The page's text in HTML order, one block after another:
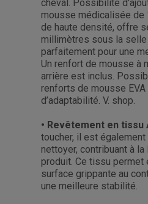
cheval. Possibilité
mousse médicalisée de
de haute densité, offre
millimètres sous la selle
parfaitement pour une
Un renfort de mousse à
arrière est inclus.
renforts de mousse EVA
d’adaptabilité. V. shop.
• Revêtement en tissu
toucher, il est
nettoyer, contribuant à
produit. Ce tissu permet
surface grippante au
une meilleure stabilité.